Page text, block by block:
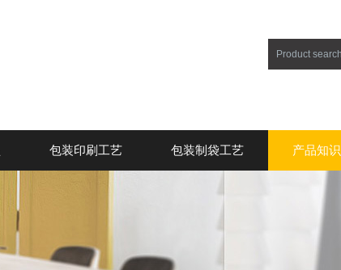
包装印刷工艺 包装制袋工艺 产品知识